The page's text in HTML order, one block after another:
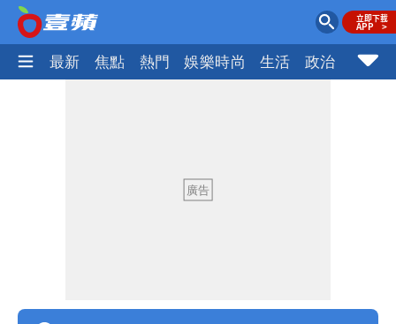
最新 焦點 熱門 娛樂時尚 生活 政治 社會